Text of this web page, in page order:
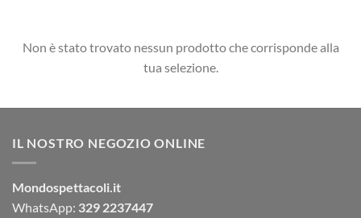
Non è stato trovato nessun prodotto che corrisponde alla
tua selezione.
IL NOSTRO NEGOZIO ONLINE
Mondospettacoli.it
WhatsApp: 329 2237447